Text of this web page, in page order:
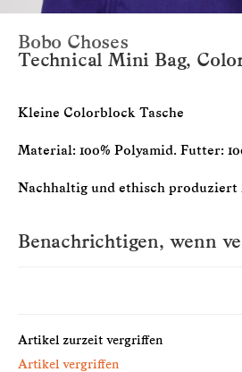
Bobo Choses
Technical Mini Bag,
Kleine Colorblock Tasche
Material: 100% Polyamid. Futter:
Nachhaltig und ethisch produziert
Benachrichtigen, wenn
Artikel zurzeit vergriffen
Artikel vergriffen